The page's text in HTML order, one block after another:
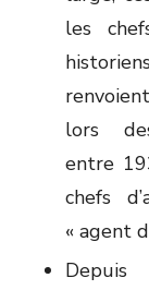
les
lors
entre
chefs
« agent